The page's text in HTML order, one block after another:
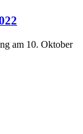
am 10. Oktober